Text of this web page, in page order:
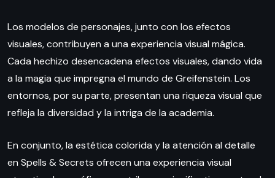
Los modelos de personajes, junto con los efectos
visuales, contribuyen a una experiencia visual mágica.
Cada hechizo desencadena efectos visuales, dando vida
a la magia que impregna el mundo de Greifenstein. Los
entornos, por su parte, presentan una riqueza visual que
refleja la diversidad y la intriga de la academia.
En conjunto, la estética colorida y la atención al detalle
en Spells & Secrets ofrecen una experiencia visual